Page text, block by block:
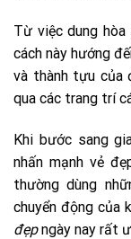
Từ việc dung
cách này hướng
và thành tựu của
qua các trang trí
Khi bước sang
nhấn mạnh vẻ
thường dùng
chuyển động của
đẹpngày nay rất